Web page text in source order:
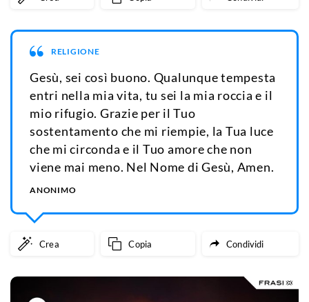
RELIGIONE
Gesù, sei così buono. Qualunque tempesta
entri nella mia vita, tu sei la mia roccia e il
mio rifugio. Grazie per il Tuo
sostentamento che mi riempie, la Tua luce
che mi circonda e il Tuo amore che non
viene mai meno. Nel Nome di Gesù, Amen.
ANONIMO
Crea Copia Condividi